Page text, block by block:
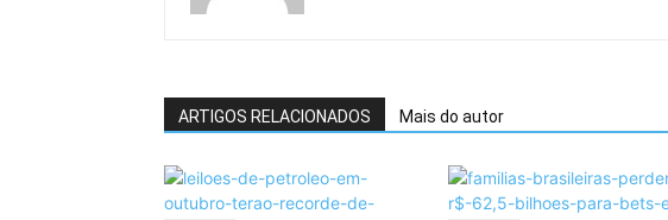
ARTIGOS RELACIONADOS Mais do autor